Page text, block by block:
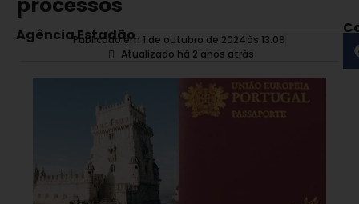
Agência Estadão
Publicado em 1 de outubro de 2024às 13:09
Atualizado há 2 anos atrás